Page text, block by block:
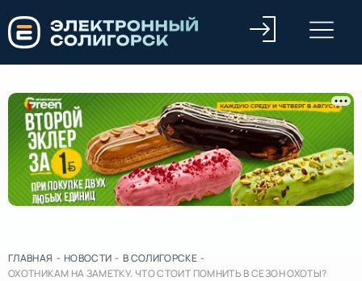
ГЛАВНАЯ - НОВОСТИ - В СОЛИГОРСКЕ -
ОХОТНИКАМ НА ЗАМЕТКУ. ЧТО СТОИТ ПОМНИТЬ В СЕЗОН ОХОТЫ?